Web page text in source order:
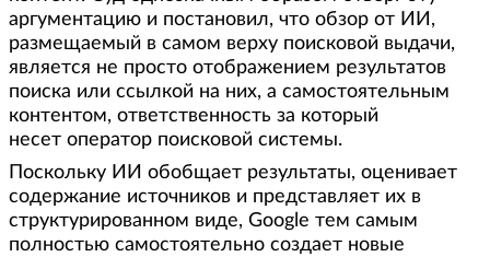
аргументацию и постановил, что обзор от ИИ,
размещаемый в самом верху поисковой выдачи,
является не просто отображением результатов
поиска или ссылкой на них, а самостоятельным
контентом, ответственность за который
несет оператор поисковой системы.
Поскольку ИИ обобщает результаты, оценивает
содержание источников и представляет их в
структурированном виде, Google тем самым
полностью самостоятельно создает новые